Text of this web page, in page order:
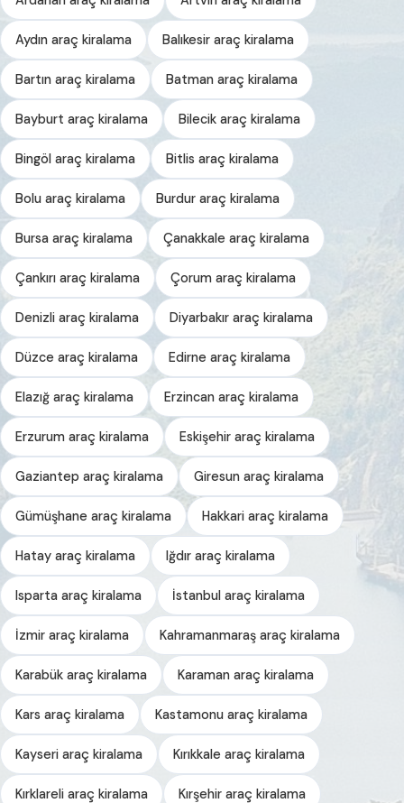
Aydın araç kiralama Balıkesir araç kiralama
Bartın araç kiralama Batman araç kiralama
Bayburt araç kiralama Bilecik araç kiralama
Bingöl araç kiralama Bitlis araç kiralama
Bolu araç kiralama Burdur araç kiralama
Bursa araç kiralama Çanakkale araç kiralama
Çankırı araç kiralama Çorum araç kiralama
Denizli araç kiralama Diyarbakır araç kiralama
Düzce araç kiralama Edirne araç kiralama
Elazığ araç kiralama Erzincan araç kiralama
Erzurum araç kiralama Eskişehir araç kiralama
Gaziantep araç kiralama Giresun araç kiralama
Gümüşhane araç kiralama Hakkari araç kiralama
Hatay araç kiralama Iğdır araç kiralama
Isparta araç kiralama İstanbul araç kiralama
İzmir araç kiralama Kahramanmaraş araç kiralama
Karabük araç kiralama Karaman araç kiralama
Kars araç kiralama Kastamonu araç kiralama
Kayseri araç kiralama Kırıkkale araç kiralama
Kırklareli araç kiralama Kırşehir araç kiralama